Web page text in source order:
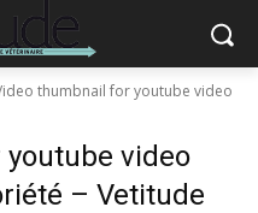
thumbnail for youtube video
video
– Vetitude